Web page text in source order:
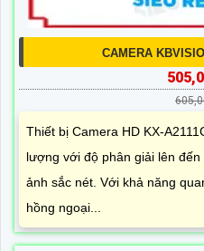
CAMERA
Thiết bị Camera HD KX-
lượng với độ phân giải lên
ảnh sắc nét. Với khả năng
hồng ngoại...